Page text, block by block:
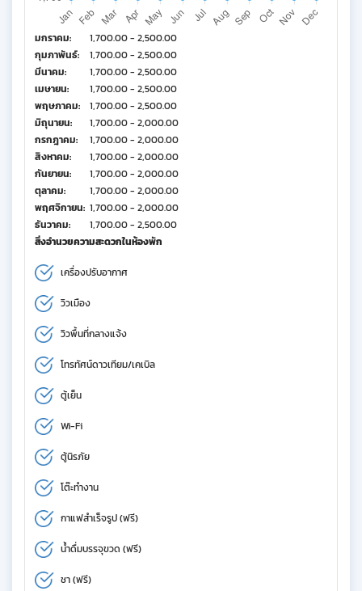
มกราคม:
1,700.00 - 2,500.00
กุมภาพันธ์:
1,700.00 - 2,500.00
มีนาคม:
1,700.00 - 2,500.00
เมษายน:
1,700.00 - 2,500.00
พฤษภาคม:
1,700.00 - 2,500.00
มิถุนายน:
1,700.00 - 2,000.00
กรกฎาคม:
1,700.00 - 2,000.00
สิงหาคม:
1,700.00 - 2,000.00
กันยายน:
1,700.00 - 2,000.00
ตุลาคม:
1,700.00 - 2,000.00
พฤศจิกายน: 1,700.00 - 2,000.00
ธันวาคม:
1,700.00 - 2,500.00
สิ่งอำนวยความสะดวกในห้องพัก
เครื่องปรับอากาศ
วิวเมือง
วิวพื้นที่กลางแจ้ง
โทรทัศน์ดาวเทียม/เคเบิล
ตู้เย็น
Wi-Fi
ตู้นิรภัย
โต๊ะทำงาน
กาแฟสำเร็จรูป (ฟรี)
น้ำดื่มบรรจุขวด (ฟรี)
ชา (ฟรี)